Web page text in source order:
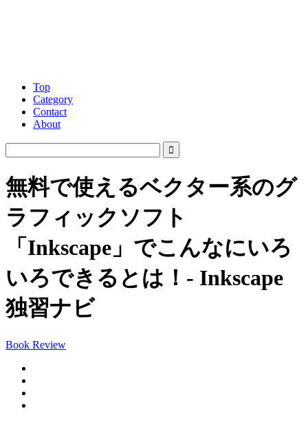
Top
Category
Contact
About
無料で使えるベクター系のグ
ラフィックソフト
「Inkscape」でこんなにいろ
いろできるとは！- Inkscape
独習ナビ
Book Review